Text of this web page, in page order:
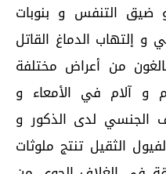
ضيق التنفس و بنوبات
إلتهاب الدماغ القاتل
من أعراض مختلفة
و آلام في الأمعاء و
الجنسي لدى الذكور و
الثقيل تنتج ملوثات